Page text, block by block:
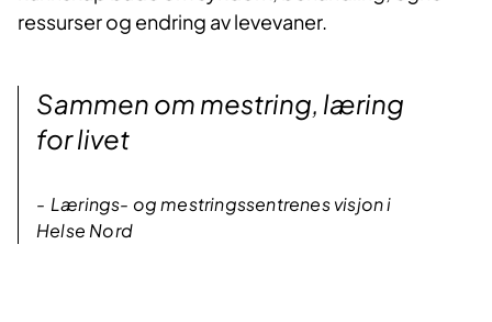
ressurser og endring av levevaner.​​
Sammen om mestring, læring
for livet
Lærings- og mestringssentrenes visjon i
Helse Nord